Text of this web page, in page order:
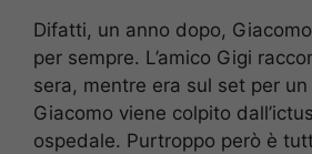
Difatti, un anno dopo,
per sempre. L’amico Gigi
sera, mentre era sul set per
Giacomo viene colpito
ospedale. Purtroppo però è